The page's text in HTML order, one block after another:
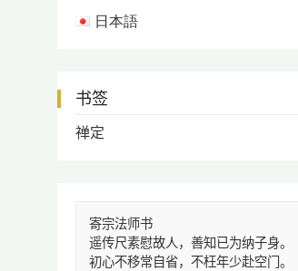
日本語
书签
禅定
寄宗法师书
遥传尺素慰故人，善知已为纳子身。
初心不移常自省，不枉年少赴空门。